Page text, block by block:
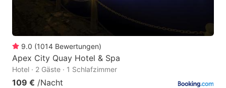
9.0 (1014 Bewertungen)
Apex City Quay Hotel & Spa
Hotel · 2 Gäste · 1 Schlafzimmer
109 € /Nacht